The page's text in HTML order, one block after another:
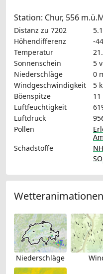
Station: Chur, 556
Distanz zu 7202
Höhendifferenz
-
Temperatur
Sonnenschein
5
Niederschläge
0
Windgeschwindigkeit
5
Böenspitze
Luftfeuchtigkeit
Luftdruck
Pollen
Schadstoffe
NH
SO
Wetteranimationen
Niederschläge